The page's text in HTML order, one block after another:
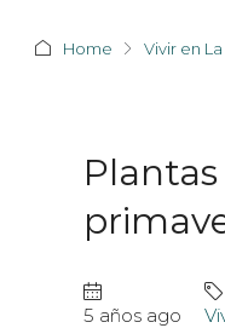
Home Vivir en
5 años ago